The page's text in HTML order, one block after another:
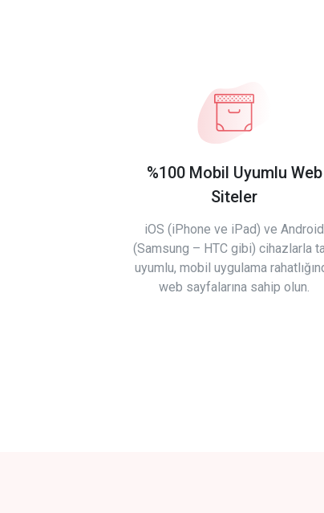
%100 Mobil Uyumlu Web
Siteler
iOS (iPhone ve iPad) ve Android
(Samsung – HTC gibi) cihazlarla
uyumlu, mobil uygulama
web sayfalarına sahip olun.